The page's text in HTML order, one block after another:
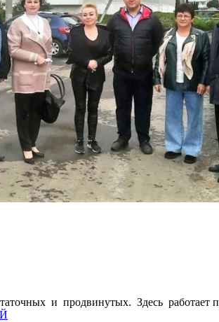
и продвинутых. Здесь работает